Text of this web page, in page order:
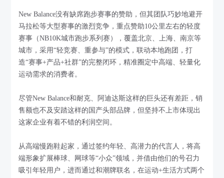
New Balance没有缺席跑步赛事的赞助，但其团队巧妙地避开
马拉松等大型赛事的激烈竞争，重点赞助10公里左右的轻度
赛事（NB10K城市跑步系列赛），覆盖北京、上海、南京等
城市，采用“轻竞赛、重参与”的模式，联动本地跑团，打
造“赛事+产品+社群”的完整闭环，精准圈定中高端、轻量化
运动需求的消费者。
尽管New Balance和耐克、阿迪达斯这样的巨头还有差距，销
售额也不及安踏这样的国产头部品牌，但坚持不上市体现出
这家企业有着不错的利润空间。
从高端慢跑鞋起家，通过签约年轻、高潜力的代言人，将高
端形象扩展棒球、网球等“小众”领域，并借由他们的号召力
吸引年轻用户，进而通过和潮牌联名，在运动+生活方式两个